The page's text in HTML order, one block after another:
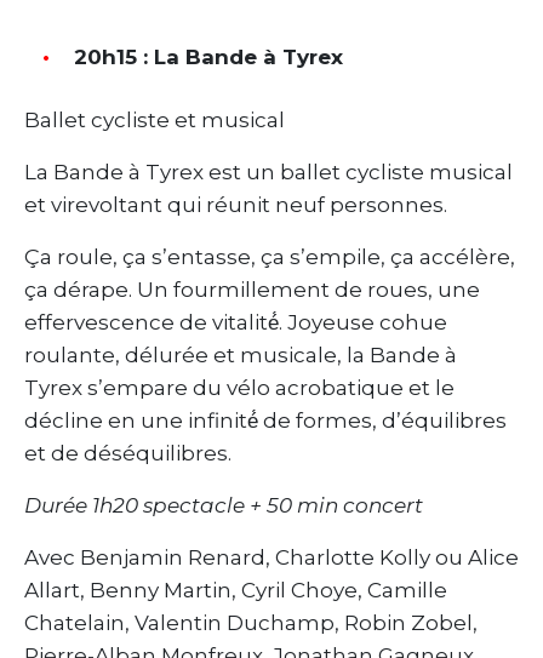
20h15 : La Bande à Tyrex
Ballet cycliste et musical
La Bande à Tyrex est un ballet cycliste musical
et virevoltant qui réunit neuf personnes.
Ça roule, ça s’entasse, ça s’empile, ça accélère,
ça dérape. Un fourmillement de roues, une
effervescence de vitalité́. Joyeuse cohue
roulante, délurée et musicale, la Bande à
Tyrex s’empare du vélo acrobatique et le
décline en une infinité́ de formes, d’équilibres
et de déséquilibres.
Durée 1h20 spectacle + 50 min concert
Avec Benjamin Renard, Charlotte Kolly ou Alice
Allart, Benny Martin, Cyril Choye, Camille
Chatelain, Valentin Duchamp, Robin Zobel,